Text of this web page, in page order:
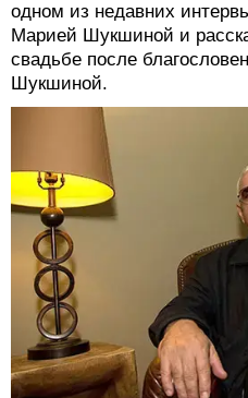
одном из недавних
Марией Шукшиной и
свадьбе после
Шукшиной.